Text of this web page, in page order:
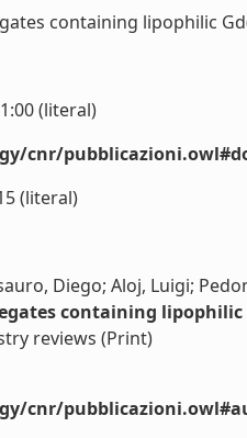
containing lipophilic
(literal)
cnr/
(literal)
Diego; Aloj, Luigi;
containing
reviews (Print)
cnr/